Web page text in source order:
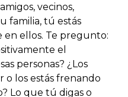
vecinos,
familia, tú estás
ellos. Te pregunto:
el
personas? ¿Los
o los estás frenando
Lo que tú digas o